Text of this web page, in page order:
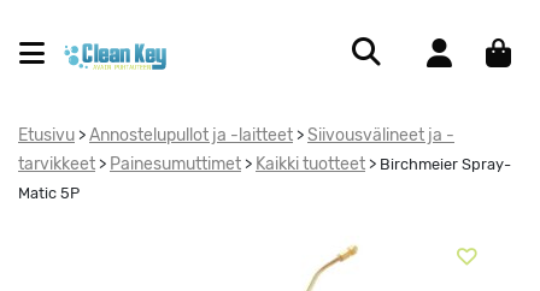
Etusivu > Annostelupullot ja -laitteet > Siivousvälineet ja -
tarvikkeet > Painesumuttimet > Kaikki tuotteet > Birchmeier Spray-
Matic 5P